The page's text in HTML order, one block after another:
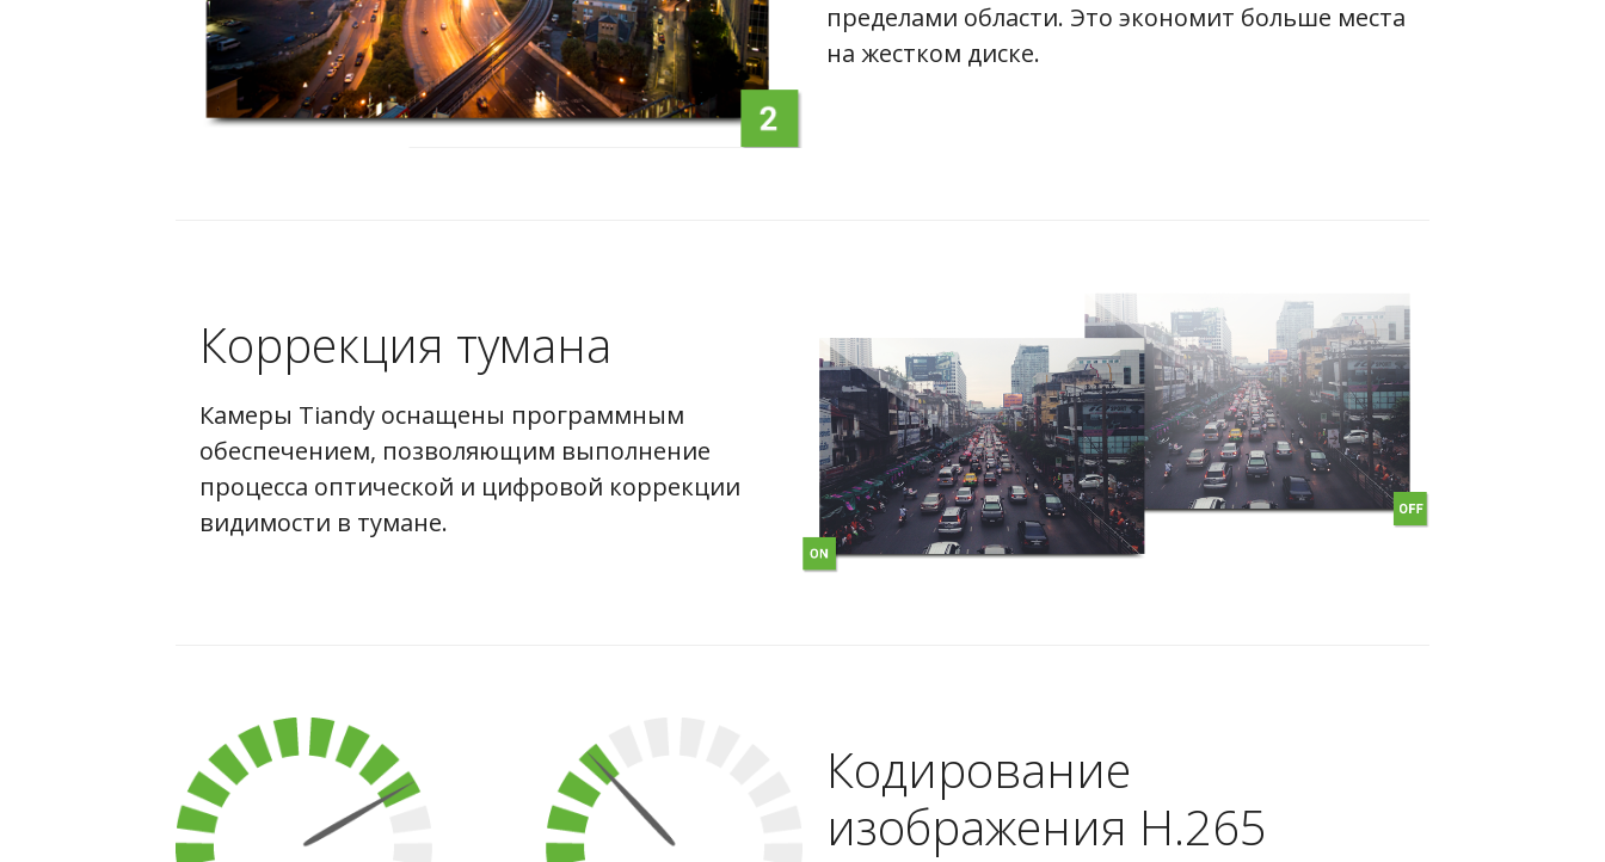
пределами области. Это экономит больше места
на жестком диске.
Коррекция тумана
Камеры Tiandy оснащены программным
обеспечением, позволяющим выполнение
процесса оптической и цифровой коррекции
видимости в тумане.
Кодирование
изображения H.265